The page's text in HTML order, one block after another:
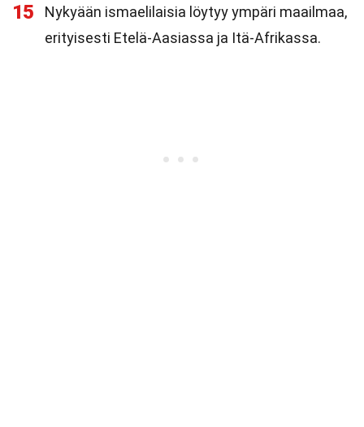
15
Nykyään ismaelilaisia löytyy ympäri maailmaa,
erityisesti Etelä-Aasiassa ja Itä-Afrikassa.